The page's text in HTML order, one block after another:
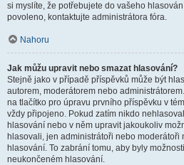
si myslíte, že potřebujete do vašeho
povoleno, kontaktujte administrátora fóra.
Nahoru
Jak můžu upravit nebo smazat hlasování?
Stejně jako v případě příspěvků může být
autorem, moderátorem nebo
na tlačítko pro úpravu prvního příspěvku v
vždy připojeno. Pokud zatím nikdo
hlasování nebo v něm upravit jakoukoliv
hlasovali, jen administrátoři nebo moderátoři
hlasování. To zabrání tomu, aby byly
neukončeném hlasování.